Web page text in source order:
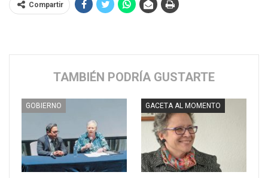
Compartir
TAMBIÉN PODRÍA GUSTARTE
GOBIERNO GACETA AL MOMENTO